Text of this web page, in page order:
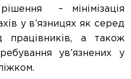
– мінімізація
у в’язницях як серед
працівників, а також
ув’язнених у